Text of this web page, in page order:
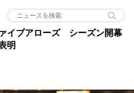
イブアローズ シーズン開幕
明